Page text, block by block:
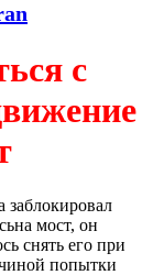
с
заблокировал
мост, он
снять его при
попытки